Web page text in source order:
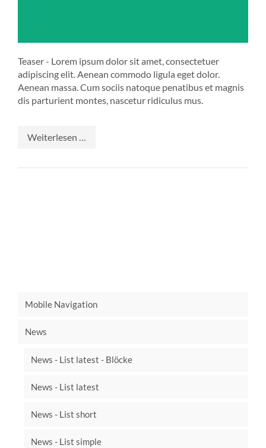
Teaser - Lorem ipsum dolor sit amet, consectetuer
adipiscing elit. Aenean commodo ligula eget dolor.
Aenean massa. Cum sociis natoque penatibus et magnis
dis parturient montes, nascetur ridiculus mus.
Weiterlesen …
Mobile Navigation
News
News - List latest - Blöcke
News - List latest
News - List short
News - List simple